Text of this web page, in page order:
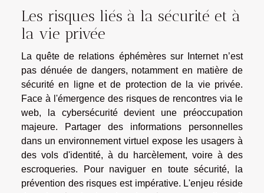
Les risques liés à la sécurité et à
la vie privée
La quête de relations éphémères sur Internet n’est
pas dénuée de dangers, notamment en matière de
sécurité en ligne et de protection de la vie privée.
Face à l'émergence des risques de rencontres via le
web, la cybersécurité devient une préoccupation
majeure. Partager des informations personnelles
dans un environnement virtuel expose les usagers à
des vols d'identité, à du harcèlement, voire à des
escroqueries. Pour naviguer en toute sécurité, la
prévention des risques est impérative. L'enjeu réside